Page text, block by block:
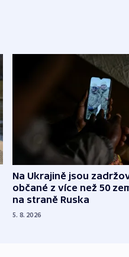
Na Ukrajině jsou
občané z více než 50
na straně Ruska
5. 8. 2026